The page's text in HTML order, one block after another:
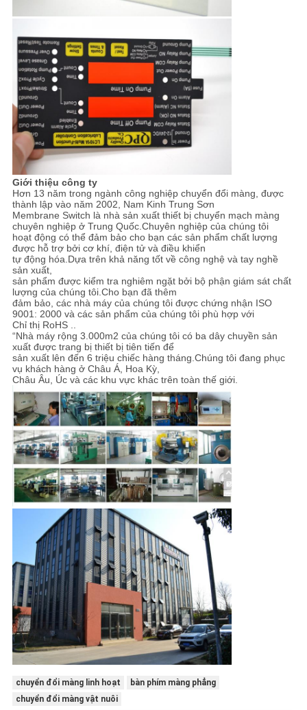
Giới thiệu công ty
Hơn 13 năm trong ngành công nghiệp chuyển đổi màng, được
thành lập vào năm 2002, Nam Kinh Trung Sơn
Membrane Switch là nhà sản xuất thiết bị chuyển mạch màng
chuyên nghiệp ở Trung Quốc.Chuyên nghiệp của chúng tôi
hoạt động có thể đảm bảo cho bạn các sản phẩm chất lượng
được hỗ trợ bởi cơ khí, điện tử và điều khiển
tự động hóa.Dựa trên khả năng tốt về công nghệ và tay nghề
sản xuất,
sản phẩm được kiểm tra nghiêm ngặt bởi bộ phận giám sát chất
lượng của chúng tôi.Cho bạn đã thêm
đảm bảo, các nhà máy của chúng tôi được chứng nhận ISO
9001: 2000 và các sản phẩm của chúng tôi phù hợp với
Chỉ thị RoHS ..
“Nhà máy rộng 3.000m2 của chúng tôi có ba dây chuyền sản
xuất được trang bị thiết bị tiên tiến để
sản xuất lên đến 6 triệu chiếc hàng tháng.Chúng tôi đang phục
vụ khách hàng ở Châu Á, Hoa Kỳ,
Châu Âu, Úc và các khu vực khác trên toàn thế giới.
chuyển đổi màng linh hoạt
bàn phím màng phẳng
chuyển đổi màng vật nuôi